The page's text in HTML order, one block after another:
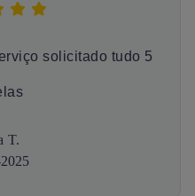
solicitado tudo 5
T.